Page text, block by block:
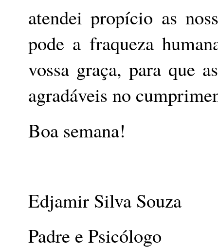
atendei propício as
pode a fraqueza
vossa graça, para que
agradáveis no
Boa semana!
Edjamir Silva Souza
Padre e Psicólogo